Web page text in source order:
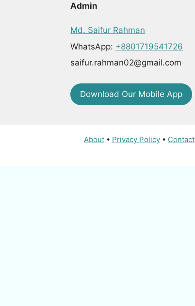
Admin
Md. Saifur Rahman
WhatsApp: +8801719541726
saifur.rahman02@gmail.com
Download Our Mobile App
About • Privacy Policy • Contact